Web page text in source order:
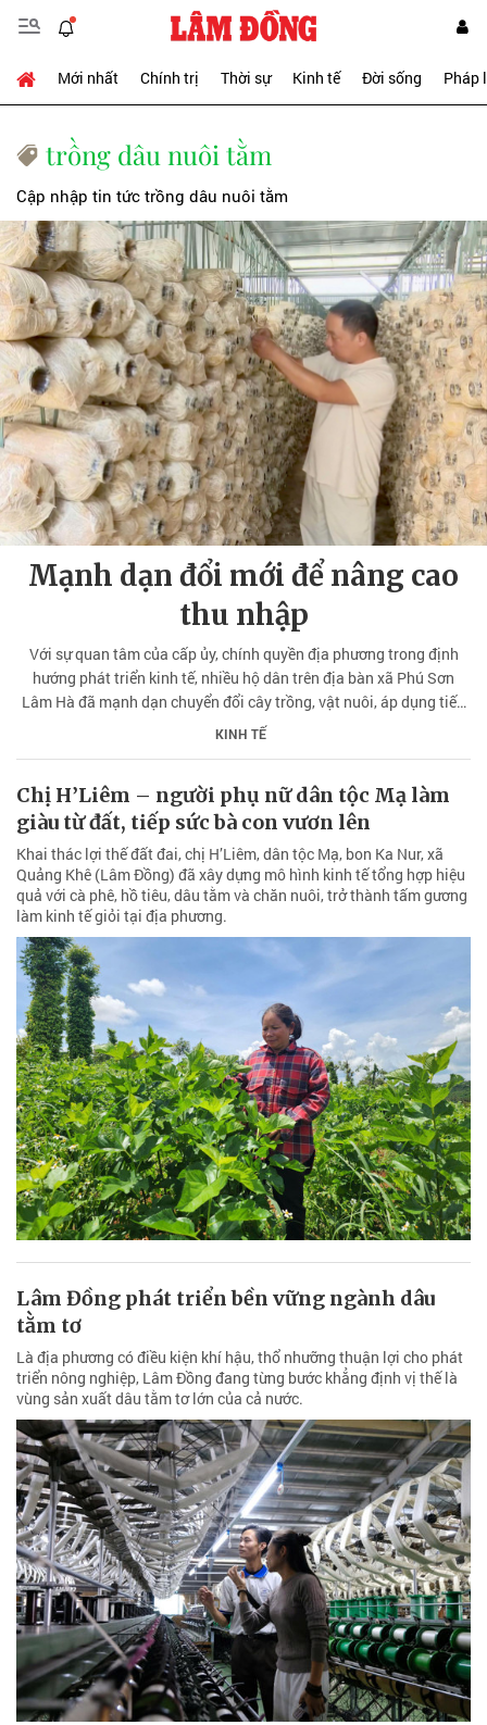
Mới nhất Chính trị Thời sự Kinh tế Đời sống Pháp
trồng dâu nuôi tằm
Cập nhập tin tức trồng dâu nuôi tằm
Mạnh dạn đổi mới để nâng cao
thu nhập
Với sự quan tâm của cấp ủy, chính quyền địa phương trong định
hướng phát triển kinh tế, nhiều hộ dân trên địa bàn xã Phú Sơn
Lâm Hà đã mạnh dạn chuyển đổi cây trồng, vật nuôi, áp dụng tiến
bộ kỹ thuật vào sản xuất. Qua đó, từng bước nâng cao thu nhập,
KINH TẾ
Chị H’Liêm – người phụ nữ dân tộc Mạ làm
giàu từ đất, tiếp sức bà con vươn lên
Khai thác lợi thế đất đai, chị H’Liêm, dân tộc Mạ, bon Ka Nur, xã
Quảng Khê (Lâm Đồng) đã xây dựng mô hình kinh tế tổng hợp hiệu
quả với cà phê, hồ tiêu, dâu tằm và chăn nuôi, trở thành tấm gương
làm kinh tế giỏi tại địa phương.
Lâm Đồng phát triển bền vững ngành dâu
tằm tơ
Là địa phương có điều kiện khí hậu, thổ nhưỡng thuận lợi cho phát
triển nông nghiệp, Lâm Đồng đang từng bước khẳng định vị thế là
vùng sản xuất dâu tằm tơ lớn của cả nước.